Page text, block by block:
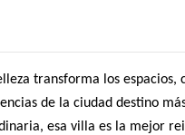
transforma los
de la ciudad destino
esa villa es la mejor